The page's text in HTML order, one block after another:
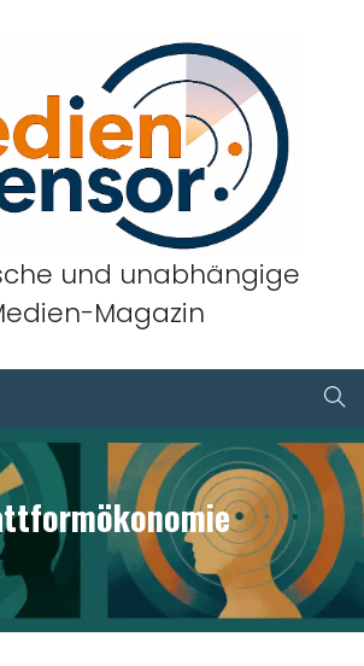
und unabhängige
Magazin